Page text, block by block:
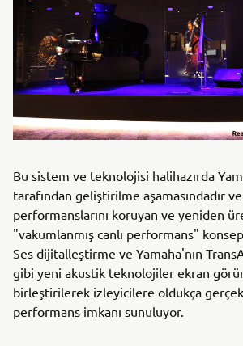
Bu sistem ve teknolojisi halihazırda
tarafından geliştirilme aşamasındadır ve
performanslarını koruyan ve yeniden
"vakumlanmış canlı performans"
Ses dijitalleştirme ve Yamaha'nın
gibi yeni akustik teknolojiler ekran
birleştirilerek izleyicilere oldukça
performans imkanı sunuluyor.